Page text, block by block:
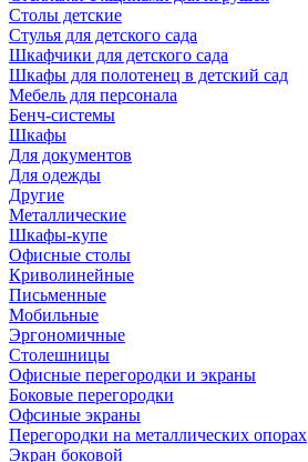
Столы детские
Стулья для детского сада
Шкафчики для детского сада
Шкафы для полотенец в детский сад
Мебель для персонала
Бенч-системы
Шкафы
Для документов
Для одежды
Другие
Металлические
Шкафы-купе
Офисные столы
Криволинейные
Письменные
Мобильные
Эргономичные
Столешницы
Офисные перегородки и экраны
Боковые перегородки
Офсиные экраны
Перегородки на металлических опорах
Экран боковой